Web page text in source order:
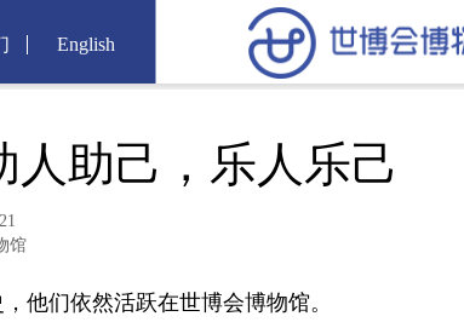
English
助己，乐人乐己
馆
们依然活跃在世博会博物馆。